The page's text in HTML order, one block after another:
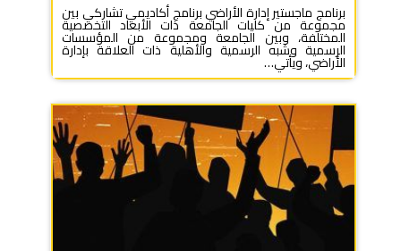
برنامج ماجستير إدارة الأراضي برنامج أكاديمي تشاركي بين
مجموعة من كليات الجامعة ذات الأبعاد التخصصية
المختلفة، وبين الجامعة ومجموعة من المؤسسات
الرسمية وشبه الرسمية والأهلية ذات العلاقة بإدارة
الأراضي، ويأتي…